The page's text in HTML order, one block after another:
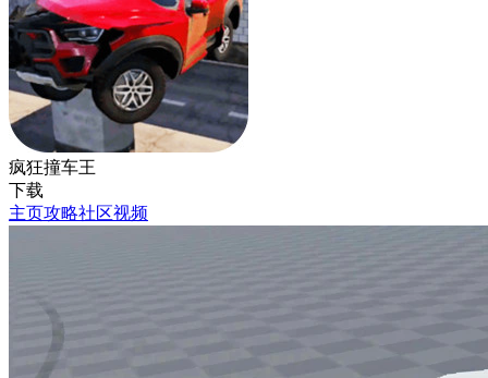
疯狂撞车王
下载
主页攻略社区视频